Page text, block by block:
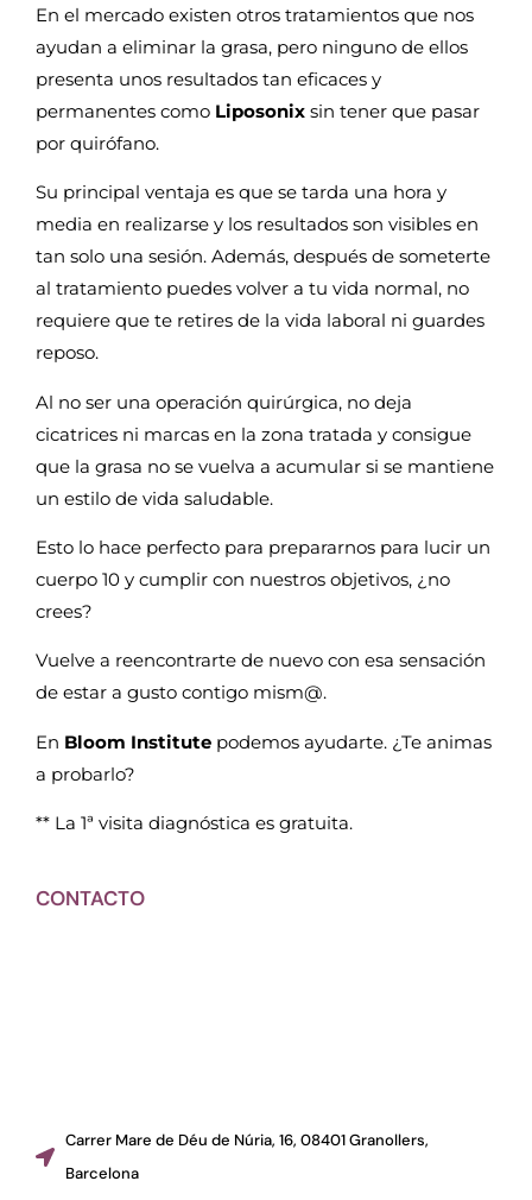
CONTACTO
Carrer Mare de Déu de Núria, 16, 08401 Granollers,
Barcelona
En el mercado existen otros tratamientos que nos
ayudan a eliminar la grasa, pero ninguno de ellos
presenta unos resultados tan eficaces y
permanentes como Liposonix sin tener que pasar
por quirófano.
Su principal ventaja es que se tarda una hora y
media en realizarse y los resultados son visibles en
tan solo una sesión. Además, después de someterte
al tratamiento puedes volver a tu vida normal, no
requiere que te retires de la vida laboral ni guardes
reposo.
Al no ser una operación quirúrgica, no deja
cicatrices ni marcas en la zona tratada y consigue
que la grasa no se vuelva a acumular si se mantiene
un estilo de vida saludable.
Esto lo hace perfecto para prepararnos para lucir un
cuerpo 10 y cumplir con nuestros objetivos, ¿no
crees?
Vuelve a reencontrarte de nuevo con esa sensación
de estar a gusto contigo mism@.
En Bloom Institute podemos ayudarte. ¿Te animas
a probarlo?
** La 1ª visita diagnóstica es gratuita.